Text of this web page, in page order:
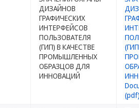
ДИЗАЙНОВ
ГРАФИЧЕСКИХ
ИНТЕРФЕЙСОВ
ПОЛЬЗОВАТЕЛЯ
(ГИП) В КАЧЕСТВЕ
ПРОМЫШЛЕННЫХ
ОБРАЗЦОВ ДЛЯ
ИННОВАЦИЙ